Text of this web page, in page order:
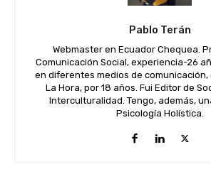
Pablo Terán
Webmaster en Ecuador Chequea.
Comunicación Social, experiencia-26
en diferentes medios de comunicación,
La Hora, por 18 años. Fui Editor de
Interculturalidad. Tengo, además,
Psicología Holística.